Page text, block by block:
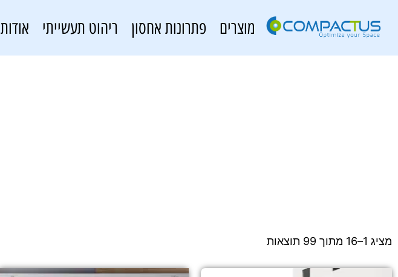
מוצרים פתרונות אחסון ריהוט תעשייתי אודות
מציג 1–16 מתוך 99 תוצאות